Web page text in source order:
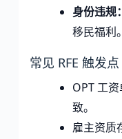
身份违规：
移民福利。
常见 RFE 触发点
OPT 工
致。
雇主资质